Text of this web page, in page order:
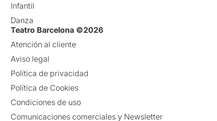
Infantil
Danza
Teatro Barcelona ©2026
Atención al cliente
Aviso legal
Política de privacidad
Política de Cookies
Condiciones de uso
Comunicaciones comerciales y Newsletter